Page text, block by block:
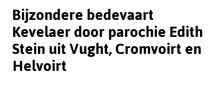
Bijzondere bedevaart
Kevelaer door parochie Edith
Stein uit Vught, Cromvoirt en
Helvoirt